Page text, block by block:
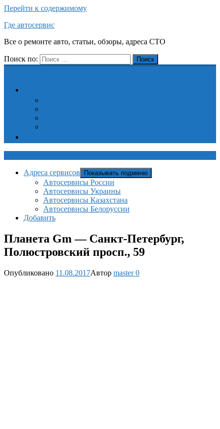
Перейти к содержимому
Где автосервис
Все о ремонте авто, статьи, обзоры, адреса СТО
Поиск по: Поиск
Адреса сервисов Показывать подменю
Автосервисы России
Автосервисы Украины
Автосервисы Казахстана
Автосервисы Белоруссии
Добавить
Планета Gm — Санкт-Петербург,
Полюстровский просп., 59
Опубликовано 11.08.2017Автор master0